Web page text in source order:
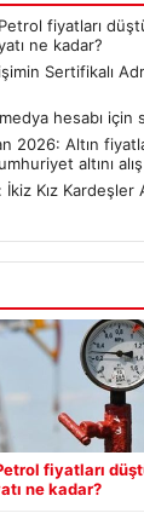
fiyatları
ne kadar?
Sertifikalı
hesabı için
2026: Altın
altını
Kız Kardeşler
fiyatları
ne kadar?